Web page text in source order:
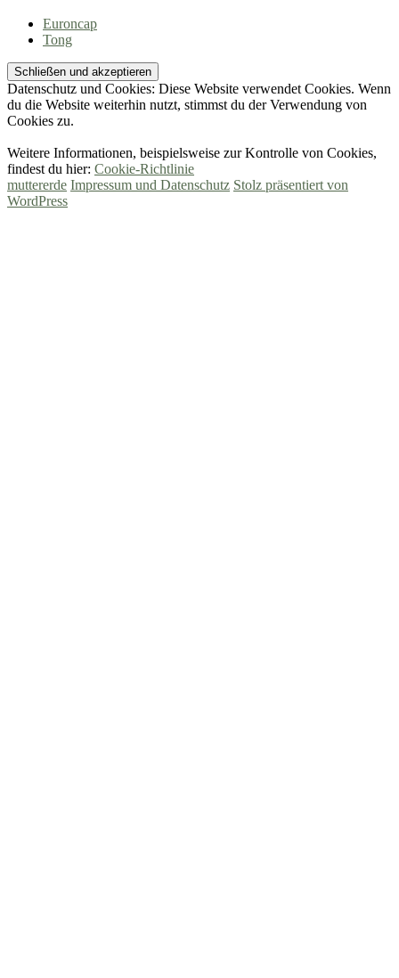
Euroncap
Tong
Datenschutz und Cookies: Diese Website verwendet Cookies. Wenn
du die Website weiterhin nutzt, stimmst du der Verwendung von
Cookies zu.
Weitere Informationen, beispielsweise zur Kontrolle von Cookies,
findest du hier: Cookie-Richtlinie
muttererde Impressum und Datenschutz Stolz präsentiert von
WordPress